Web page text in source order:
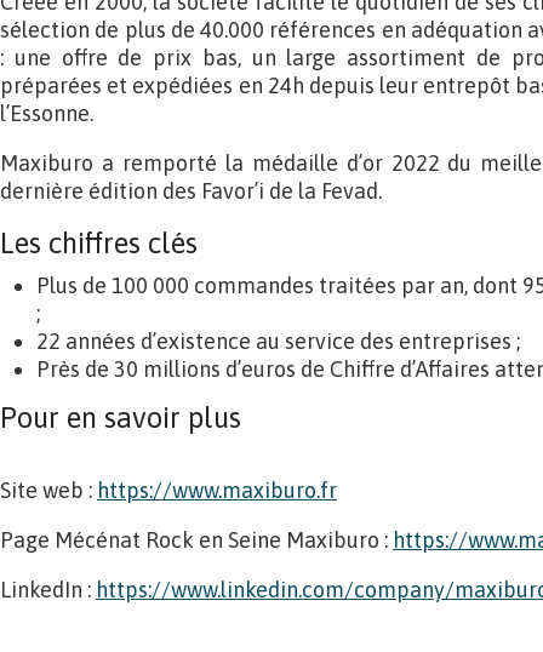
sélection de plus de 40.000 références en adéquation
: une offre de prix bas, un large assortiment de
préparées et expédiées en 24h depuis leur entrepôt
l’Essonne.
Maxiburo a remporté la médaille d’or 2022 du
dernière édition des Favor’i de la Fevad.
Les chiffres clés
Plus de 100 000 commandes traitées par an, dont
;
22 années d’existence au service des entreprises ;
Près de 30 millions d’euros de Chiffre d’Affaires
Pour en savoir plus
Site web : https://www.maxiburo.fr
Page Mécénat Rock en Seine Maxiburo : https://
LinkedIn : https://www.linkedin.com/company/